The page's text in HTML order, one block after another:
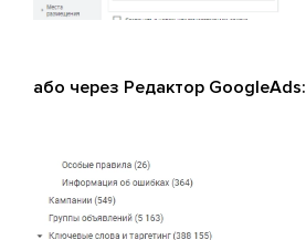
або через Редактор GoogleAds: